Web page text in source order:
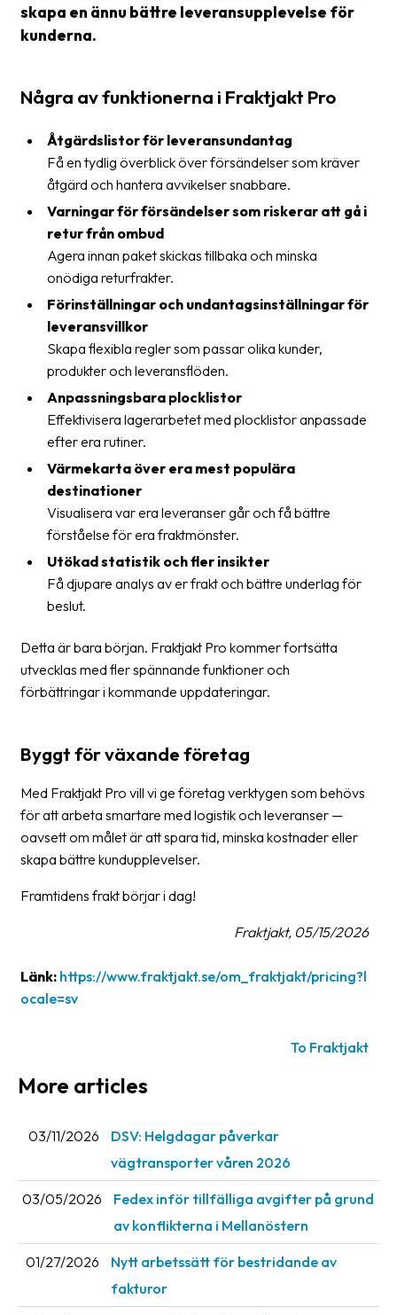
Downloads
Barcode
scanner
Support
About
the
company
About
Fraktjakt
Media
Coworkers
Job
&
career
News
archive
Contact
us
Terms
and
Privacy
Prohibited
and
dangerous
content
skapa en ännu bättre leveransupplevelse för
kunderna.
Några av funktionerna i Fraktjakt Pro
Åtgärdslistor för leveransundantag
Få en tydlig överblick över försändelser som kräver
åtgärd och hantera avvikelser snabbare.
Varningar för försändelser som riskerar att gå i
retur från ombud
Agera innan paket skickas tillbaka och minska
onödiga returfrakter.
Förinställningar och undantagsinställningar för
leveransvillkor
Skapa flexibla regler som passar olika kunder,
produkter och leveransflöden.
Anpassningsbara plocklistor
Effektivisera lagerarbetet med plocklistor anpassade
efter era rutiner.
Värmekarta över era mest populära
destinationer
Visualisera var era leveranser går och få bättre
förståelse för era fraktmönster.
Utökad statistik och fler insikter
Få djupare analys av er frakt och bättre underlag för
beslut.
Detta är bara början. Fraktjakt Pro kommer fortsätta
utvecklas med fler spännande funktioner och
förbättringar i kommande uppdateringar.
Byggt för växande företag
Med Fraktjakt Pro vill vi ge företag verktygen som behövs
för att arbeta smartare med logistik och leveranser —
oavsett om målet är att spara tid, minska kostnader eller
skapa bättre kundupplevelser.
Framtidens frakt börjar i dag!
Fraktjakt, 05/15/2026
Länk: https://www.fraktjakt.se/om_fraktjakt/pricing?l
ocale=sv
To Fraktjakt
More articles
03/11/2026
DSV: Helgdagar påverkar
vägtransporter våren 2026
03/05/2026
Fedex inför tillfälliga avgifter på grund
av konflikterna i Mellanöstern
01/27/2026
Nytt arbetssätt för bestridande av
fakturor